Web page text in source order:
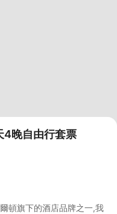
4晚自由行套票
頓旗下的酒店品牌之一,我